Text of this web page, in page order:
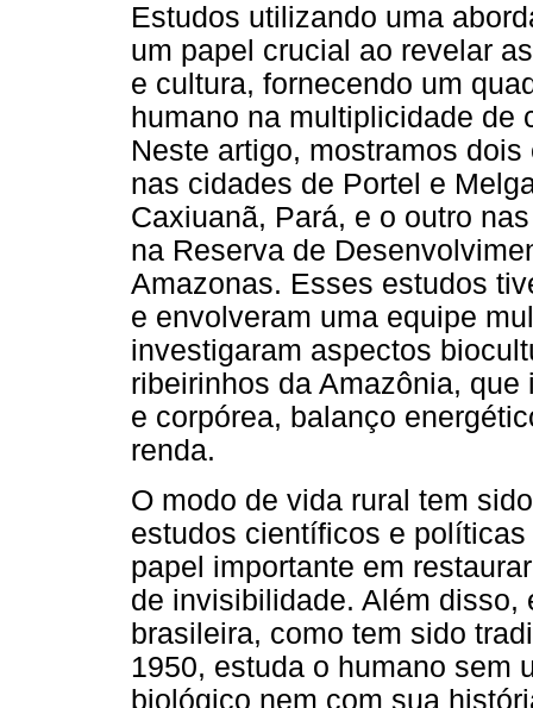
Estudos utilizando uma
um papel crucial ao revelar
e cultura, fornecendo um
humano na multiplicidade de
Neste artigo, mostramos
nas cidades de Portel e
Caxiuanã, Pará, e o outro
na Reserva de
Amazonas. Esses estudos
e envolveram uma equipe
investigaram aspectos
ribeirinhos da Amazônia,
e corpórea, balanço
renda.
O modo de vida rural tem
estudos científicos e
papel importante em
de invisibilidade. Além disso,
brasileira, como tem sido
1950, estuda o humano sem
biológico nem com sua